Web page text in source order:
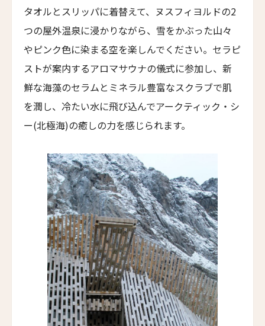
ザ・エヴレン
スマック マチュピチュ ホテル
アートホテル リポーゾ
Art Hotel Riposo
ウエスト ベイ クラブ
West Bay Club
ラ・コラリーナ・アイランド・ハウス
La Coralina Island House
コンヴェント・フランチェスカーノ
Convento Francescano
パイン・ツリーズ・ホテル
Pine Trees Hotel
ウィンズローズ・バンガローズ
Winslow's Bungalows
ライトハウス・ホテル
Lighthouse Hotel
タオルとスリッパに着替えて、ヌスフィヨルドの2
つの屋外温泉に浸かりながら、雪をかぶった山々
やピンク色に染まる空を楽しんでください。セラピ
ストが案内するアロマサウナの儀式に参加し、新
鮮な海藻のセラムとミネラル豊富なスクラブで肌
を潤し、冷たい水に飛び込んでアークティック・シ
ー(北極海)の癒しの力を感じられます。